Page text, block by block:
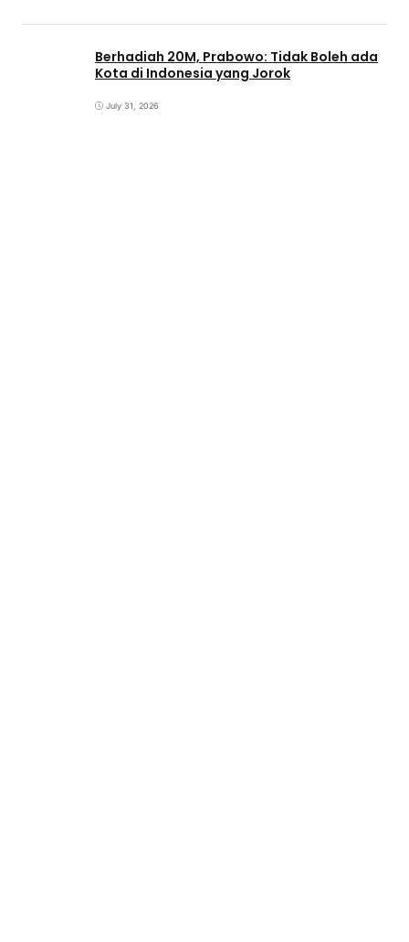
Berhadiah 20M, Prabowo: Tidak Boleh ada
Kota di Indonesia yang Jorok
July 31, 2026